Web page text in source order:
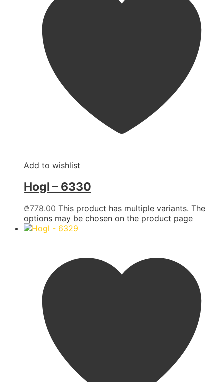
Add to wishlist
Hogl – 6330
₾778.00 This product has multiple variants. The
options may be chosen on the product page